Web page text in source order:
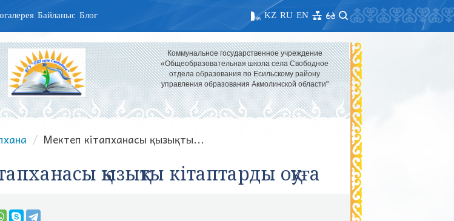
Байланыс Блог EN
RU
KZ
Коммунальное государственное учреждение
«Общеобразовательная школа села Свободное
отдела образования по Есильскому району
управления образования Акмолинской области"
Мектеп кітапханасы қызықты...
қызықты кітаптарды оқуға